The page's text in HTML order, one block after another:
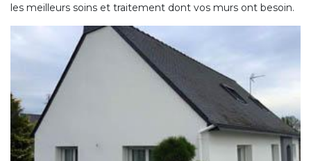
les meilleurs soins et traitement dont vos murs ont besoin.